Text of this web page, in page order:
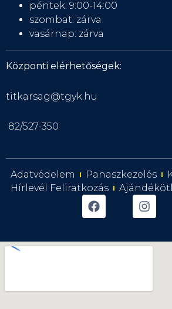
péntek: 9:00-14:00
szombat: zárva
vasárnap: zárva
Központi elérhetőségek:
titkarsag@tgyk.hu
82/527-350
Adatvédelem Panaszkezelés
Hírlevél Feliratkozás